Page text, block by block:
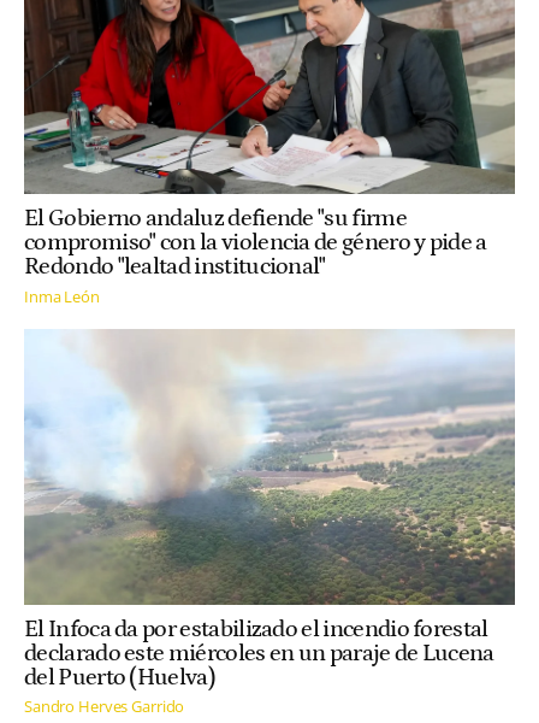
El Gobierno andaluz defiende "su firme
compromiso" con la violencia de género y pide a
Redondo "lealtad institucional"
Inma León
El Infoca da por estabilizado el incendio forestal
declarado este miércoles en un paraje de Lucena
del Puerto (Huelva)
Sandro Herves Garrido